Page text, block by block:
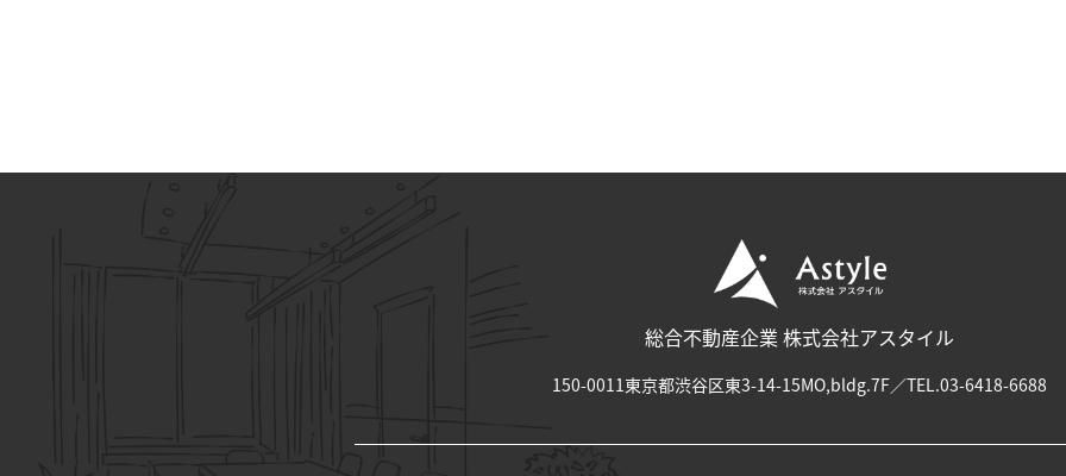
総合不動産企業 株式会社アスタイル
150-0011東京都渋谷区東3-14-15MO,bldg.7F／TEL.03-6418-6688